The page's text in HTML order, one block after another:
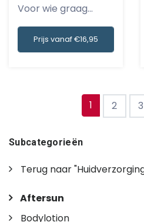
Voor wie graag
geniet van...
Prijs vanaf €16,95
1 2 3
Subcategorieën
Terug naar
Aftersun
Bodylotion